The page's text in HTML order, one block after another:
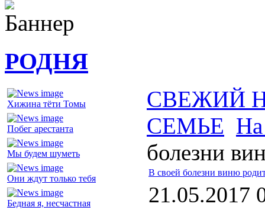
РОДНЯ
Хижина тёти Томы
Побег арестанта
Мы будем шуметь
Они ждут только тебя
Бедная я, несчастная
СВЕЖИЙ
СЕМЬЕ На
болезни
В своей болезни виню
21.05.2017